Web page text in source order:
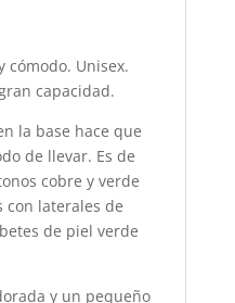
cómodo. Unisex.
capacidad.
la base hace que
de llevar. Es de
cobre y verde
con laterales de
de piel verde
y un pequeño